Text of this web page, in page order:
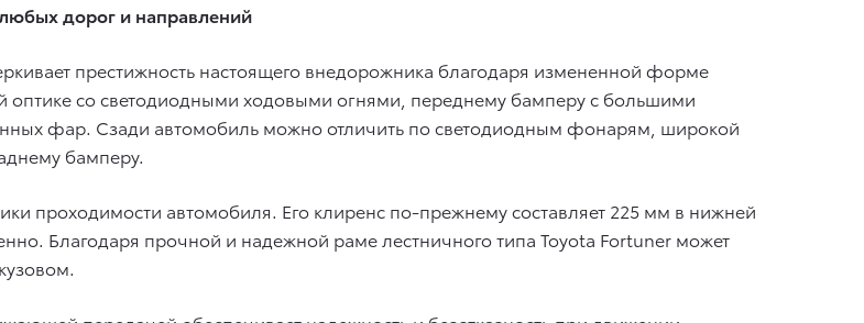
дорог и направлений
престижность настоящего внедорожника благодаря измененной форме
со светодиодными ходовыми огнями, переднему бамперу с большими
фар. Сзади автомобиль можно отличить по светодиодным фонарям, широкой
бамперу.
проходимости автомобиля. Его клиренс по-прежнему составляет 225 мм в нижней
Благодаря прочной и надежной раме лестничного типа Toyota Fortuner может